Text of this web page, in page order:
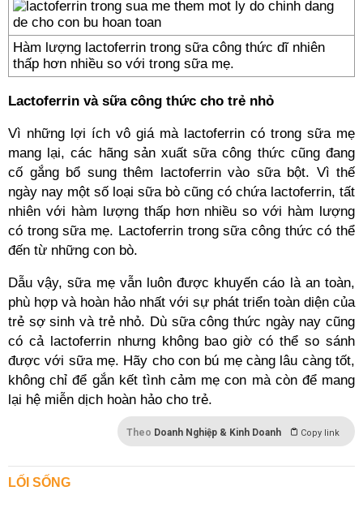
Hàm lượng lactoferrin trong sữa công thức dĩ nhiên
thấp hơn nhiều so với trong sữa mẹ.
Lactoferrin và sữa công thức cho trẻ nhỏ
Vì những lợi ích vô giá mà lactoferrin có trong sữa mẹ
mang lại, các hãng sản xuất sữa công thức cũng đang
cố gắng bổ sung thêm lactoferrin vào sữa bột. Vì thế
ngày nay một số loại sữa bò cũng có chứa lactoferrin, tất
nhiên với hàm lượng thấp hơn nhiều so với hàm lượng
có trong sữa mẹ. Lactoferrin trong sữa công thức có thể
đến từ những con bò.
Dẫu vậy, sữa mẹ vẫn luôn được khuyến cáo là an toàn,
phù hợp và hoàn hảo nhất với sự phát triển toàn diện của
trẻ sợ sinh và trẻ nhỏ. Dù sữa công thức ngày nay cũng
có cả lactoferrin nhưng không bao giờ có thể so sánh
được với sữa mẹ. Hãy cho con bú mẹ càng lâu càng tốt,
không chỉ để gắn kết tình cảm mẹ con mà còn để mang
lại hệ miễn dịch hoàn hảo cho trẻ.
Theo Doanh Nghiệp & Kinh Doanh Copy link
LỐI SỐNG